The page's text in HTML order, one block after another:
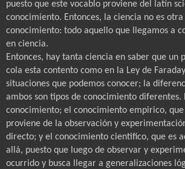
puesto que este vocablo proviene del latín
conocimiento. Entonces, la ciencia no es otra
conocimiento: todo aquello que llegamos a
en ciencia.
Entonces, hay tanta ciencia en saber que un
cola esta contento como en la Ley de
situaciones que podemos conocer; la
ambos son tipos de conocimiento diferentes.
conocimiento; el conocimiento empirico, que
proviene de la observación y
directo; y el conocimiento cientifico, que es
allá, puesto que luego de observar y
ocurrido y busca llegar a generalizaciones